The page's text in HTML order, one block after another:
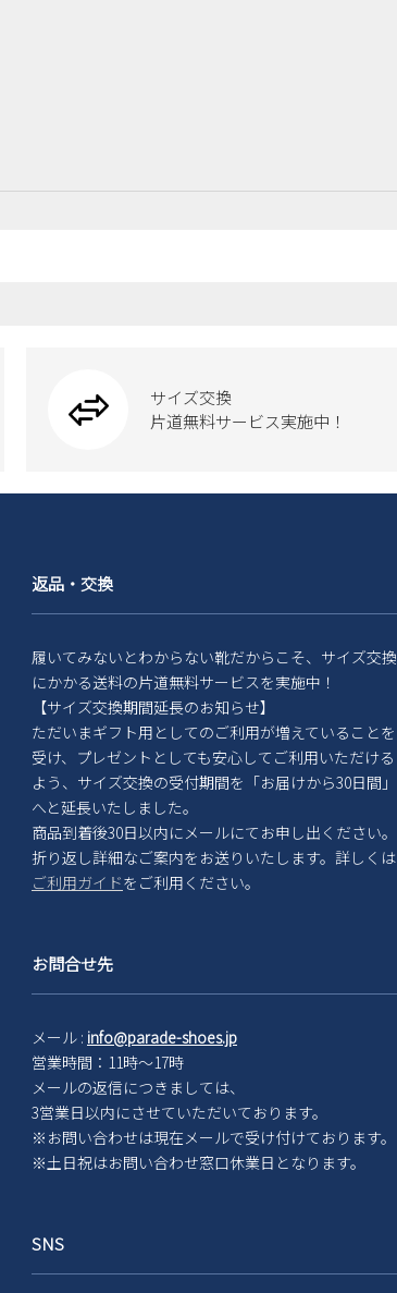
サイズ交換
片道無料サービス実施中！
返品・交換
履いてみないとわからない靴だからこそ、サイズ交換
にかかる送料の片道無料サービスを実施中！
【サイズ交換期間延長のお知らせ】
ただいまギフト用としてのご利用が増えていることを
受け、プレゼントとしても安心してご利用いただける
よう、サイズ交換の受付期間を「お届けから30日間」
へと延長いたしました。
商品到着後30日以内にメールにてお申し出ください。
折り返し詳細なご案内をお送りいたします。詳しくは
ご利用ガイドをご利用ください。
お問合せ先
メール : info@parade-shoes.jp
営業時間：11時～17時
メールの返信につきましては、
3営業日以内にさせていただいております。
※お問い合わせは現在メールで受け付けております。
※土日祝はお問い合わせ窓口休業日となります。
SNS